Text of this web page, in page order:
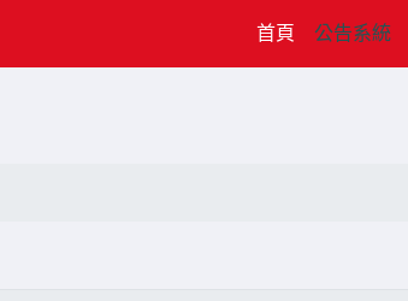
首頁(current)
公告系統